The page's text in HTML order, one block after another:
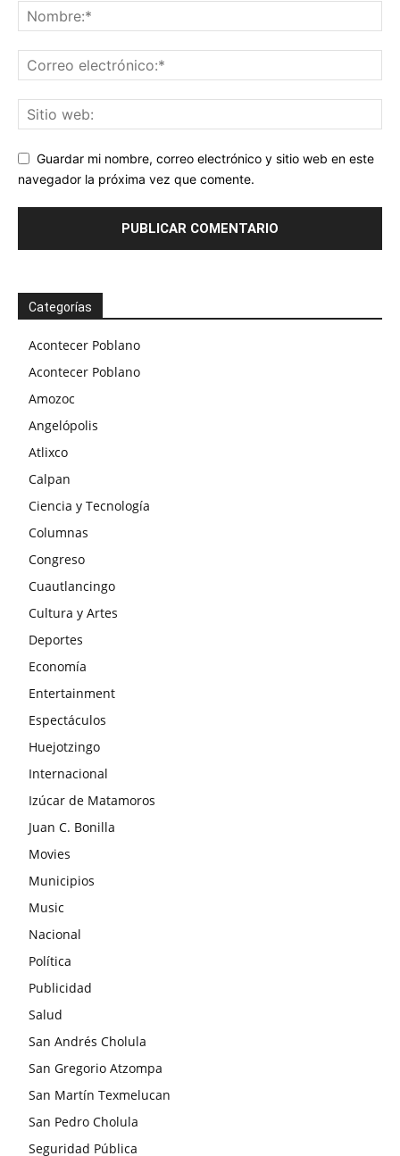
Guardar mi nombre, correo electrónico y sitio web en este
navegador la próxima vez que comente.
Categorías
Acontecer Poblano
Acontecer Poblano
Amozoc
Angelópolis
Atlixco
Calpan
Ciencia y Tecnología
Columnas
Congreso
Cuautlancingo
Cultura y Artes
Deportes
Economía
Entertainment
Espectáculos
Huejotzingo
Internacional
Izúcar de Matamoros
Juan C. Bonilla
Movies
Municipios
Music
Nacional
Política
Publicidad
Salud
San Andrés Cholula
San Gregorio Atzompa
San Martín Texmelucan
San Pedro Cholula
Seguridad Pública